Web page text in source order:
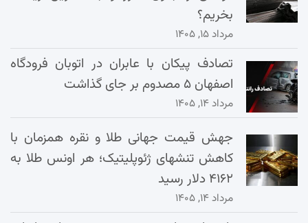
بخریم؟
مرداد ۱۵, ۱۴۰۵
تصادف پیکان با عابران در اتوبان فرودگاه
اصفهان ۵ مصدوم بر جای گذاشت
مرداد ۱۴, ۱۴۰۵
جهش قیمت جهانی طلا و نقره همزمان با
کاهش تنشهای ژئوپلیتیک؛ هر اونس طلا به
۴۱۶۲ دلار رسید
مرداد ۱۴, ۱۴۰۵